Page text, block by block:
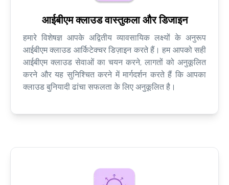
आईबीएम क्लाउड वास्तुकला और डिजाइन
हमारे विशेषज्ञ आपके अद्वितीय व्यावसायिक लक्ष्यों के अनुरूप
आईबीएम क्लाउड आर्किटेक्चर डिज़ाइन करते हैं। हम आपको सही
आईबीएम क्लाउड सेवाओं का चयन करने, लागतों को अनुकूलित
करने और यह सुनिश्चित करने में मार्गदर्शन करते हैं कि आपका
क्लाउड बुनियादी ढांचा सफलता के लिए अनुकूलित है।